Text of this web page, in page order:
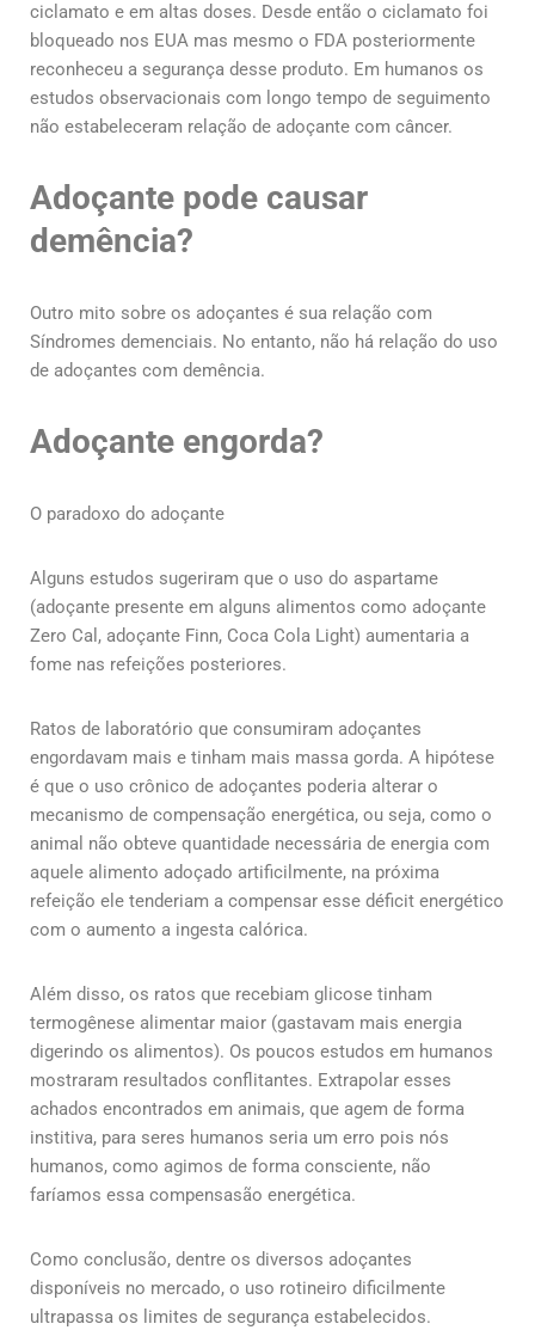
ciclamato e em altas doses. Desde então o ciclamato foi
bloqueado nos EUA mas mesmo o FDA posteriormente
reconheceu a segurança desse produto. Em humanos os
estudos observacionais com longo tempo de seguimento
não estabeleceram relação de adoçante com câncer.
Adoçante pode causar
demência?
Outro mito sobre os adoçantes é sua relação com
Síndromes demenciais. No entanto, não há relação do uso
de adoçantes com demência.
Adoçante engorda?
O paradoxo do adoçante
Alguns estudos sugeriram que o uso do aspartame
(adoçante presente em alguns alimentos como adoçante
Zero Cal, adoçante Finn, Coca Cola Light) aumentaria a
fome nas refeições posteriores.
Ratos de laboratório que consumiram adoçantes
engordavam mais e tinham mais massa gorda. A hipótese
é que o uso crônico de adoçantes poderia alterar o
mecanismo de compensação energética, ou seja, como o
animal não obteve quantidade necessária de energia com
aquele alimento adoçado artificilmente, na próxima
refeição ele tenderiam a compensar esse déficit energético
com o aumento a ingesta calórica.
Além disso, os ratos que recebiam glicose tinham
termogênese alimentar maior (gastavam mais energia
digerindo os alimentos). Os poucos estudos em humanos
mostraram resultados conflitantes. Extrapolar esses
achados encontrados em animais, que agem de forma
institiva, para seres humanos seria um erro pois nós
humanos, como agimos de forma consciente, não
faríamos essa compensasão energética.
Como conclusão, dentre os diversos adoçantes
disponíveis no mercado, o uso rotineiro dificilmente
ultrapassa os limites de segurança estabelecidos.